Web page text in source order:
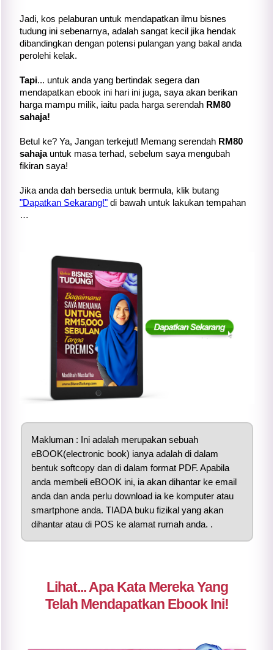
Jadi, kos pelaburan untuk mendapatkan ilmu bisnes
tudung ini sebenarnya, adalah sangat kecil jika hendak
dibandingkan dengan potensi pulangan yang bakal anda
perolehi kelak.
Tapi... untuk anda yang bertindak segera dan
mendapatkan ebook ini hari ini juga, saya akan berikan
harga mampu milik, iaitu pada harga serendah RM80
sahaja!
Betul ke? Ya, Jangan terkejut! Memang serendah RM80
sahaja untuk masa terhad, sebelum saya mengubah
fikiran saya!
Jika anda dah bersedia untuk bermula, klik butang
"Dapatkan Sekarang!" di bawah untuk lakukan tempahan
…
Makluman : Ini adalah merupakan sebuah
eBOOK(electronic book) ianya adalah di dalam
bentuk softcopy dan di dalam format PDF. Apabila
anda membeli eBOOK ini, ia akan dihantar ke email
anda dan anda perlu download ia ke komputer atau
smartphone anda. TIADA buku fizikal yang akan
dihantar atau di POS ke alamat rumah anda. .
Lihat... Apa Kata Mereka Yang
Telah Mendapatkan Ebook Ini!